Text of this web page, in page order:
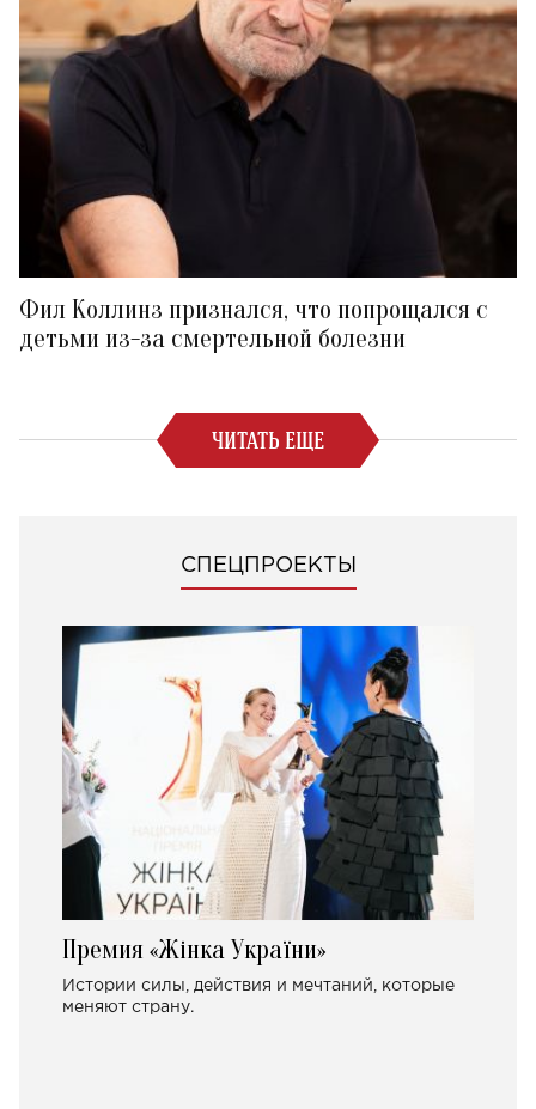
Фил Коллинз признался, что попрощался с
детьми из-за смертельной болезни
ЧИТАТЬ ЕЩЕ
СПЕЦПРОЕКТЫ
Премия «Жінка України»
Истории силы, действия и мечтаний, которые
меняют страну.